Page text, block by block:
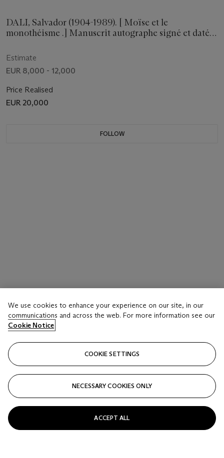
DALI, Salvador (1904-1989). [ Moïse et le
monothéisme .] Manuscrit autographe signé et daté
(209 x 130 mm), feutre noir sur papier.
Estimate
EUR 8,000 - 12,000
Price Realised
EUR 20,000
FOLLOW
[DALI] -- DANTE ALIGHIERI (1265-1321). La Divine
comédie. Enfer - Purgatoire - Paradis . Traduction de
Julien Brizeux. Paris: Les Heures claires, avril 1959-
We use cookies to enhance your experience on our site, in our
communications and across the web. For more information see our
Cookie Notice
COOKIE SETTINGS
NECESSARY COOKIES ONLY
ACCEPT ALL